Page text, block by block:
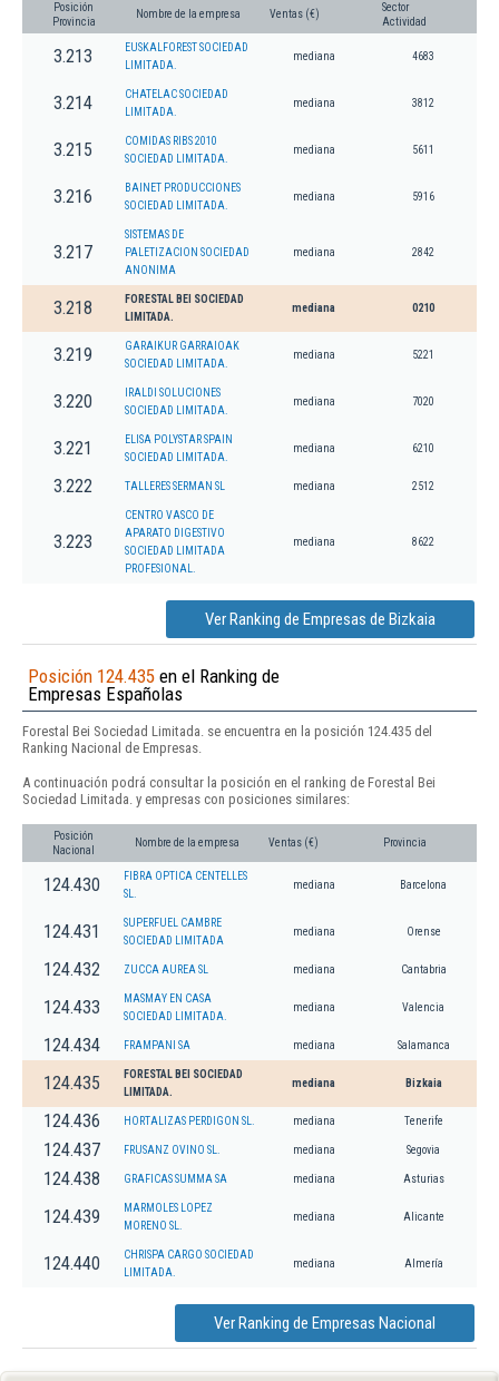
Posición
Provincia
Nombre de la empresa Ventas (€)
Sector
Actividad
3.213
EUSKALFOREST SOCIEDAD
LIMITADA.
mediana 4683
3.214
CHATELAC SOCIEDAD
LIMITADA.
mediana 3812
3.215
COMIDAS RIBS 2010
SOCIEDAD LIMITADA.
mediana 5611
3.216
BAINET PRODUCCIONES
SOCIEDAD LIMITADA.
mediana 5916
3.217
SISTEMAS DE
PALETIZACION SOCIEDAD
ANONIMA
mediana 2842
3.218
FORESTAL BEI SOCIEDAD
LIMITADA.
mediana 0210
3.219
GARAIKUR GARRAIOAK
SOCIEDAD LIMITADA.
mediana 5221
3.220
IRALDI SOLUCIONES
SOCIEDAD LIMITADA.
mediana 7020
3.221
ELISA POLYSTAR SPAIN
SOCIEDAD LIMITADA.
mediana 6210
3.222 TALLERES SERMAN SL mediana 2512
3.223
CENTRO VASCO DE
APARATO DIGESTIVO
SOCIEDAD LIMITADA
PROFESIONAL.
mediana 8622
Ver Ranking de Empresas de Bizkaia
Posición 124.435 en el Ranking de
Empresas Españolas
Forestal Bei Sociedad Limitada. se encuentra en la posición 124.435 del
Ranking Nacional de Empresas.
A continuación podrá consultar la posición en el ranking de Forestal Bei
Sociedad Limitada. y empresas con posiciones similares:
Posición
Nacional
Nombre de la empresa Ventas (€) Provincia
124.430
FIBRA OPTICA CENTELLES
SL.
mediana Barcelona
124.431
SUPERFUEL CAMBRE
SOCIEDAD LIMITADA
mediana Orense
124.432 ZUCCA AUREA SL mediana Cantabria
124.433
MASMAY EN CASA
SOCIEDAD LIMITADA.
mediana Valencia
124.434 FRAMPANI SA mediana Salamanca
124.435
FORESTAL BEI SOCIEDAD
LIMITADA.
mediana Bizkaia
124.436 HORTALIZAS PERDIGON SL. mediana Tenerife
124.437 FRUSANZ OVINO SL. mediana Segovia
124.438 GRAFICAS SUMMA SA mediana Asturias
124.439
MARMOLES LOPEZ
MORENO SL.
mediana Alicante
124.440
CHRISPA CARGO SOCIEDAD
LIMITADA.
mediana Almería
Ver Ranking de Empresas Nacional